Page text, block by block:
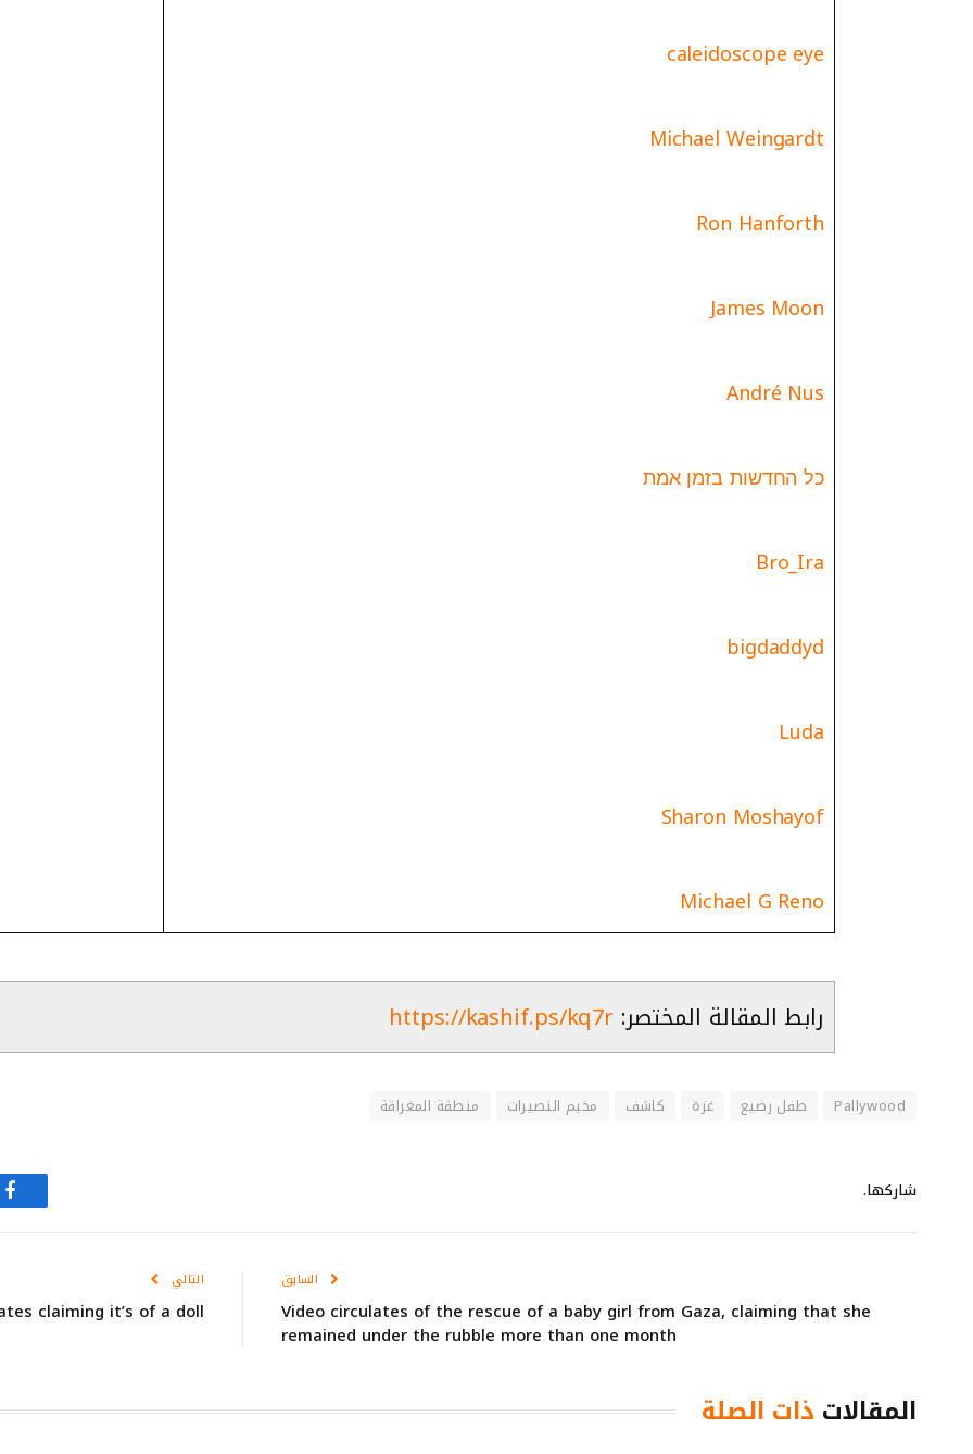
caleidoscope eye
Michael Weingardt
Ron Hanforth
James Moon
André Nus
כל החדשות בזמן אמת
Bro_Ira
bigdaddyd
Luda
Sharon Moshayof
Michael G Reno
رابط المقالة المختصر: https://kashif.ps/kq7r
Pallywood طفل رضيع غزة كاشف مخيم النصيرات منطقة المغراقة
شاركها.
السابق
Video circulates of the rescue of a baby girl from Gaza, claiming that she
remained under the rubble more than one month
التالي
claiming it’s of a doll
المقالات ذات الصلة